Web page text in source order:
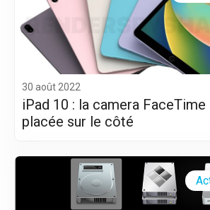
30 août 2022
iPad 10 : la camera
placée sur le côté